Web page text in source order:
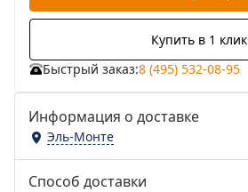
Купить в 1 клик
Быстрый заказ:8 (495) 532-08-95
Информация о доставке
Эль-Монте
Способ доставки